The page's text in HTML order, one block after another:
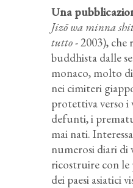
Una
Jizō wa minna
tutto- 2003), che
buddhista dalle
monaco, molto
nei cimiteri
protettiva verso i
defunti, i
mai nati.
numerosi diari di
ricostruire con le
dei paesi asiatici